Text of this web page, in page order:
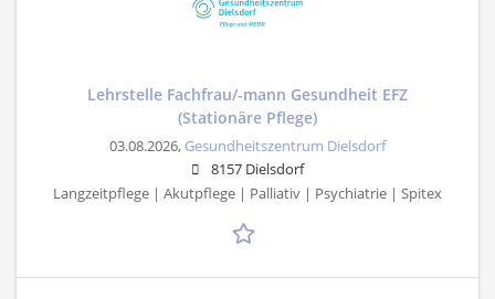
Lehrstelle Fachfrau/-mann Gesundheit EFZ
(Stationäre Pflege)
03.08.2026, Gesundheitszentrum Dielsdorf
8157 Dielsdorf
Langzeitpflege | Akutpflege | Palliativ | Psychiatrie | Spitex